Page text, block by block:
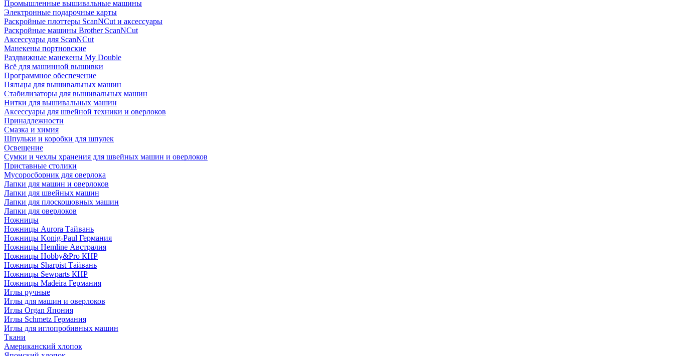
Промышленные вышивальные машины
Электронные подарочные карты
Раскройные плоттеры ScanNCut и аксессуары
Раскройные машины Brother ScanNCut
Аксессуары для ScanNCut
Манекены портновские
Раздвижные манекены My Double
Всё для машинной вышивки
Программное обеспечение
Пяльцы для вышивальных машин
Стабилизаторы для вышивальных машин
Нитки для вышивальных машин
Аксессуары для швейной техники и оверлоков
Принадлежности
Смазка и химия
Шпульки и коробки для шпулек
Освещение
Сумки и чехлы хранения для швейных машин и оверлоков
Приставные столики
Мусоросборник для оверлока
Лапки для машин и оверлоков
Лапки для швейных машин
Лапки для плоскошовных машин
Лапки для оверлоков
Ножницы
Ножницы Aurora Тайвань
Ножницы Konig-Paul Германия
Ножницы Hemline Австралия
Ножницы Hobby&Pro КНР
Ножницы Sharpist Тайвань
Ножницы Sewparts КНР
Ножницы Madeira Германия
Иглы ручные
Иглы для машин и оверлоков
Иглы Organ Япония
Иглы Schmetz Германия
Иглы для иглопробивных машин
Ткани
Американский хлопок